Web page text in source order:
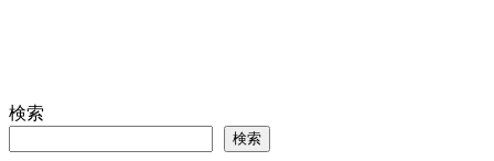
検索
検索